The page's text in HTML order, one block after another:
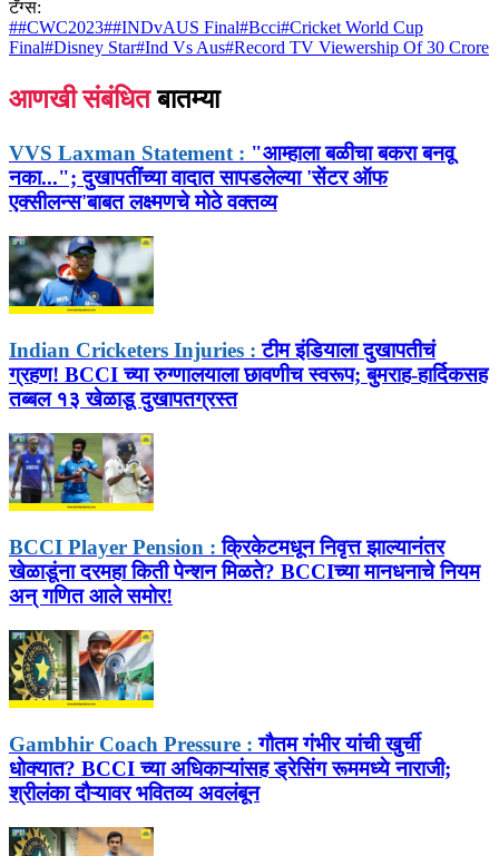
टॅग्स:
##CWC2023##INDvAUS Final#Bcci#Cricket World Cup
Final#Disney Star#Ind Vs Aus#Record TV Viewership Of 30 Crore
आणखी संबंधित बातम्या
VVS Laxman Statement : "आम्हाला बळीचा बकरा बनवू
नका..."; दुखापतींच्या वादात सापडलेल्या 'सेंटर ऑफ
एक्सीलन्स'बाबत लक्ष्मणचे मोठे वक्तव्य
Indian Cricketers Injuries : टीम इंडियाला दुखापतीचं
ग्रहण! BCCI च्या रुग्णालयाला छावणीच स्वरूप; बुमराह-हार्दिकसह
तब्बल १३ खेळाडू दुखापतग्रस्त
BCCI Player Pension : क्रिकेटमधून निवृत्त झाल्यानंतर
खेळाडूंना दरमहा किती पेन्शन मिळते? BCCIच्या मानधनाचे नियम
अन् गणित आले समोर!
Gambhir Coach Pressure : गौतम गंभीर यांची खुर्ची
धोक्यात? BCCI च्या अधिकाऱ्यांसह ड्रेसिंग रूममध्ये नाराजी;
श्रीलंका दौऱ्यावर भवितव्य अवलंबून